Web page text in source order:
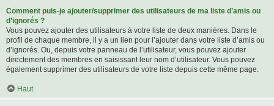
Comment puis-je ajouter/supprimer des utilisateurs de ma liste d’amis ou
d’ignorés ?
Vous pouvez ajouter des utilisateurs à votre liste de deux manières. Dans le
profil de chaque membre, il y a un lien pour l’ajouter dans votre liste d’amis ou
d’ignorés. Ou, depuis votre panneau de l’utilisateur, vous pouvez ajouter
directement des membres en saisissant leur nom d’utilisateur. Vous pouvez
également supprimer des utilisateurs de votre liste depuis cette même page.
Haut